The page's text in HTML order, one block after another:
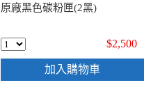
原廠黑色碳粉匣(2黑)
$2,500
加入購物車